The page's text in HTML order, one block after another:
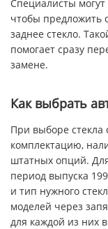
Специалисты
чтобы предложить
заднее стекло.
помогает сразу
замене.
Как выбрать
При выборе стекла
комплектацию,
штатных опций.
период выпуска
и тип нужного
моделей через
для каждой из них